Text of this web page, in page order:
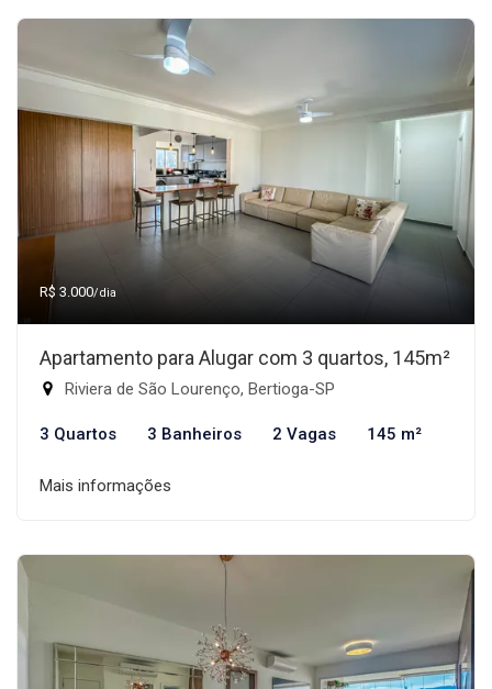
R$ 3.000/dia
Apartamento para Alugar com 3 quartos, 145m²
Riviera de São Lourenço, Bertioga-SP
3 Quartos 3 Banheiros 2 Vagas 145 m²
Mais informações